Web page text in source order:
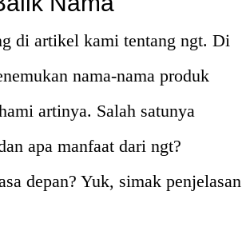
di artikel kami tentang ngt. Di
nama-nama produk
artinya. Salah satunya
apa manfaat dari ngt?
depan? Yuk, simak penjelasan